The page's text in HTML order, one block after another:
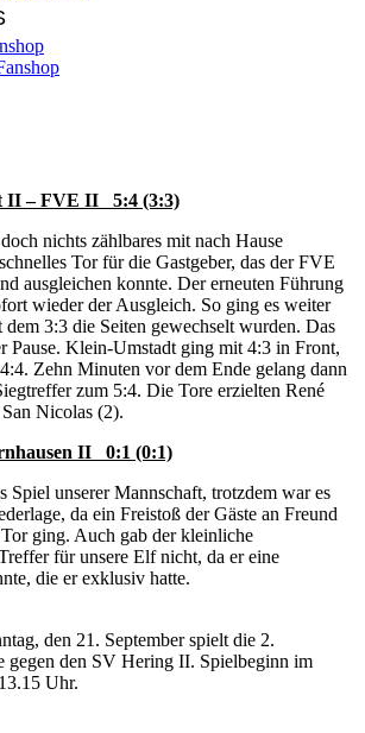
II – FVE II 5:4 (3:3)
nichts zählbares mit nach Hause
Tor für die Gastgeber, das der FVE
ausgleichen konnte. Der erneuten Führung
wieder der Ausgleich. So ging es weiter
3:3 die Seiten gewechselt wurden. Das
Pause. Klein-Umstadt ging mit 4:3 in Front,
Zehn Minuten vor dem Ende gelang dann
zum 5:4. Die Tore erzielten René
Nicolas (2).
II 0:1 (0:1)
Spiel unserer Mannschaft, trotzdem war es
da ein Freistoß der Gäste an Freund
ging. Auch gab der kleinliche
für unsere Elf nicht, da er eine
die er exklusiv hatte.
den 21. September spielt die 2.
gegen den SV Hering II. Spielbeginn im
Uhr.